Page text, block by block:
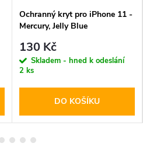
Ochranný kryt pro iPhone 11 -
Mercury, Jelly Blue
130 Kč
Skladem - hned k odeslání
2 ks
DO KOŠÍKU